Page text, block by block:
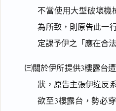
不當使用大型破壞機
為所致，則原告此一
定課予伊之「應在合
㈢關於伊所提供3樓露台
狀，原告主張伊違反
欲至3樓露台，勢必